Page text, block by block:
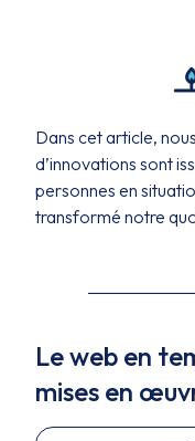
Dans cet article,
d’innovations sont
personnes en
transformé notre
Le web en
mises en